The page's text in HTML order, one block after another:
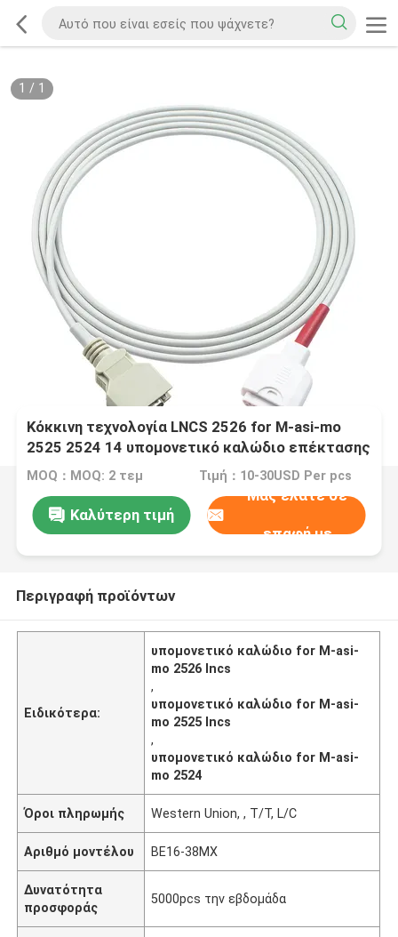
1 / 1
Κόκκινη τεχνολογία LNCS 2526 for M-asi-mo
2525 2524 14 υπομονετικό καλώδιο επέκτασης
προσαρμοστών καλωδίων SpO2 αισθητήρων
καρφιτσών SpO2
MOQ：MOQ: 2 τεμ Τιμή：10-30USD Per pcs
Καλύτερη τιμή
Μας ελάτε σε
επαφή με
Περιγραφή προϊόντων
Ειδικότερα:
υπομονετικό καλώδιο for M-asi-
mo 2526 lncs
,
υπομονετικό καλώδιο for M-asi-
mo 2525 lncs
,
υπομονετικό καλώδιο for M-asi-
mo 2524
Όροι πληρωμής Western Union, , T/T, L/C
Αριθμό μοντέλου BE16-38MX
Δυνατότητα
προσφοράς
5000pcs την εβδομάδα